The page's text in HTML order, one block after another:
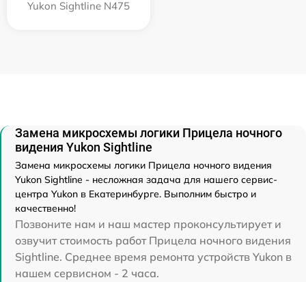
Yukon Sightline N475
Замена микросхемы логики Прицела ночного
видения Yukon Sightline
Замена микросхемы логики Прицела ночного видения
Yukon Sightline - несложная задача для нашего сервис-
центра Yukon в Екатеринбурге. Выполним быстро и
качественно!
Позвоните нам и наш мастер проконсультирует и
озвучит стоимость работ Прицела ночного видения
Sightline. Среднее время ремонта устройств Yukon в
нашем сервисном - 2 часа.